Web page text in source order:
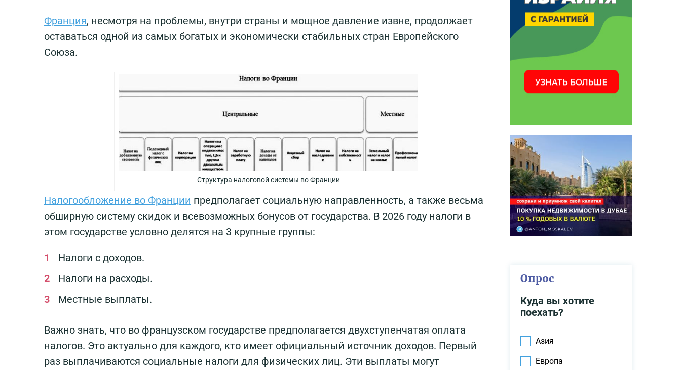
Франция, несмотря на проблемы, внутри страны и мощное давление извне, продолжает
оставаться одной из самых богатых и экономически стабильных стран Европейского
Союза.
Структура налоговой системы во Франции
Налогообложение во Франции предполагает социальную направленность, а также весьма
обширную систему скидок и всевозможных бонусов от государства. В 2026 году налоги в
этом государстве условно делятся на 3 крупные группы:
Налоги с доходов.
Налоги на расходы.
Местные выплаты.
Важно знать, что во французском государстве предполагается двухступенчатая оплата
налогов. Это актуально для каждого, кто имеет официальный источник доходов. Первый
раз выплачиваются социальные налоги для физических лиц. Эти выплаты могут
Опрос
Куда вы хотите
поехать?
Азия
Европа